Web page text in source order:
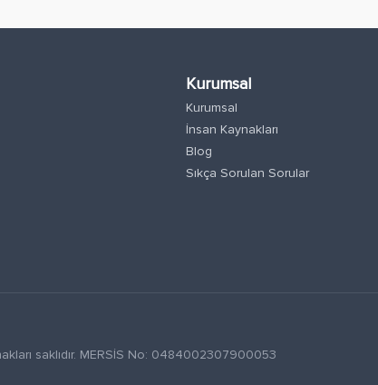
Kurumsal
Kurumsal
İnsan Kaynakları
Blog
Sıkça Sorulan Sorular
saklıdır. MERSİS No: 0484002307900053